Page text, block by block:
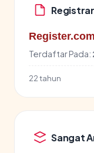
Registrar
Terdaftar Pada:
22 tahun
Sangat